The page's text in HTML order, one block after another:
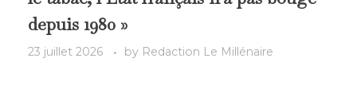
depuis 1980 »
23 juillet 2026 by Redaction Le Millénaire